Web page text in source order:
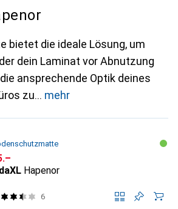
bietet die ideale Lösung, um
dein Laminat vor Abnutzung
ansprechende Optik deines
zu
mehr
Hapenor
6